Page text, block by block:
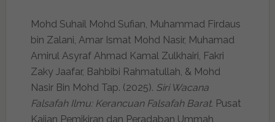
Mohd Suhail Mohd Sufian, Muhammad Firdaus
bin Zalani, Amar Ismat Mohd Nasir, Muhamad
Amirul Asyraf Ahmad Kamal Zulkhairi, Fakri
Zaky Jaafar, Bahbibi Rahmatullah, & Mohd
Nasir Bin Mohd Tap. (2025). Siri Wacana
Falsafah Ilmu: Kerancuan Falsafah Barat. Pusat
Kajian Pemikiran dan Peradaban Ummah